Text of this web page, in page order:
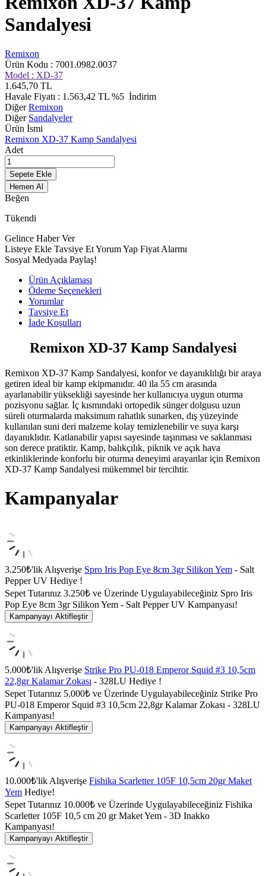
Sandalyesi
Remixon
Ürün Kodu : 7001.0982.0037
Model : XD-37
1.645,70 TL
Havale Fiyatı : 1.563,42 TL %5 İndirim
DiğerRemixon
Diğer Sandalyeler
Ürün İsmi
Remixon XD-37 Kamp Sandalyesi
Adet
Sepete Ekle
Hemen Al
Beğen
Tükendi
Gelince Haber Ver
Listeye Ekle Tavsiye EtYorum Yap Fiyat Alarmı
Sosyal Medyada Paylaş!
Ürün Açıklaması
Ödeme Seçenekleri
Yorumlar
Tavsiye Et
İade Koşulları
Remixon XD-37 Kamp Sandalyesi
Remixon XD-37 Kamp Sandalyesi, konfor ve dayanıklılığı bir araya
getiren ideal bir kamp ekipmanıdır. 40 ila 55 cm arasında
ayarlanabilir yüksekliği sayesinde her kullanıcıya uygun oturma
pozisyonu sağlar. İç kısmındaki ortopedik sünger dolgusu uzun
süreli oturmalarda maksimum rahatlık sunarken, dış yüzeyinde
kullanılan suni deri malzeme kolay temizlenebilir ve suya karşı
dayanıklıdır. Katlanabilir yapısı sayesinde taşınması ve saklanması
son derece pratiktir. Kamp, balıkçılık, piknik ve açık hava
etkinliklerinde konforlu bir oturma deneyimi arayanlar için Remixon
XD-37 Kamp Sandalyesi mükemmel bir tercihtir.
Kampanyalar
3.250₺'lik Alışverişe Spro Iris Pop Eye 8cm 3gr Silikon Yem - Salt
Pepper UV Hediye !
Sepet Tutarınız 3.250₺ ve Üzerinde Uygulayabileceğiniz Spro Iris
Pop Eye 8cm 3gr Silikon Yem - Salt Pepper UV Kampanyası!
Kampanyayı Aktifleştir
5.000₺'lik Alışverişe Strike Pro PU-018 Emperor Squid #3 10,5cm
22,8gr Kalamar Zokası - 328LU Hediye !
Sepet Tutarınız 5.000₺ ve Üzerinde Uygulayabileceğiniz Strike Pro
PU-018 Emperor Squid #3 10,5cm 22,8gr Kalamar Zokası - 328LU
Kampanyası!
Kampanyayı Aktifleştir
10.000₺'lik Alışverişe Fishika Scarletter 105F 10,5cm 20gr Maket
Yem Hediye!
Sepet Tutarınız 10.000₺ ve Üzerinde Uygulayabileceğiniz Fishika
Scarletter 105F 10,5 cm 20 gr Maket Yem - 3D Inakko
Kampanyası!
Kampanyayı Aktifleştir